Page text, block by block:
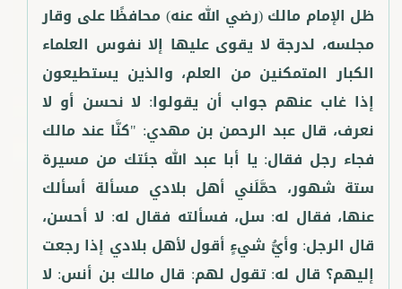
ظل الإمام مالك (رضي الله عنه) محافظًا على وقار
مجلسه، لدرجة لا يقوى عليها إلا نفوس العلماء
الكبار المتمكنين من العلم، والذين يستطيعون
إذا غاب عنهم جواب أن يقولوا: لا نحسن أو لا
نعرف، قال عبد الرحمن بن مهدي: "كنَّا عند مالك
فجاء رجل فقال: يا أبا عبد الله جئتك من مسيرة
ستة شهور، حمَّلَني أهل بلادي مسألة أسألك
عنها، فقال له: سل، فسألته فقال له: لا أحسن،
قال الرجل: وأيُّ شيءٍ أقول لأهل بلادي إذا رجعت
إليهم؟ قال له: تقول لهم: قال مالك بن أنس: لا